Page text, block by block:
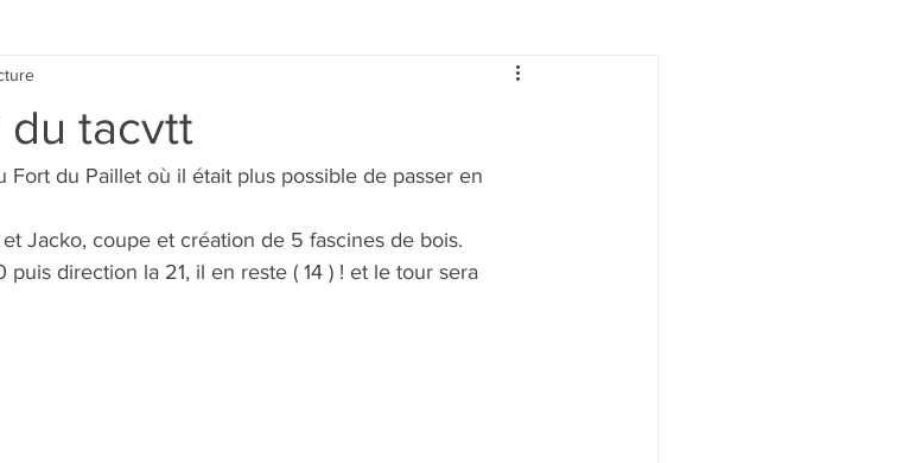
du tacvtt
du Paillet où il était plus possible de passer en
Jacko, coupe et création de 5 fascines de bois.
direction la 21, il en reste ( 14 ) ! et le tour sera